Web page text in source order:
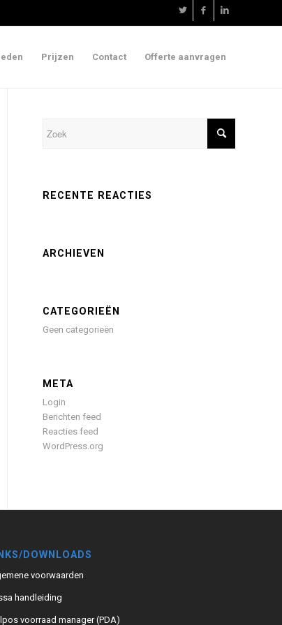
Prijzen Contact Offerte aanvragen
RECENTE REACTIES
ARCHIEVEN
CATEGORIEËN
Geen categorieën
META
Login
Berichten feed
Reacties feed
WordPress.org
DOWNLOADS
voorwaarden
handleiding
voorraad manager (PDA)